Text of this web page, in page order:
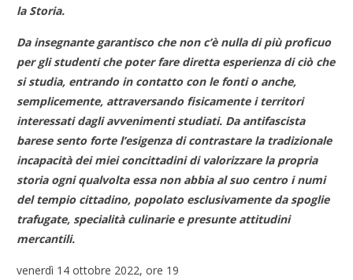
la Storia.
Da insegnante garantisco che non c’è nulla di più proficuo
per gli studenti che poter fare diretta esperienza di ciò che
si studia, entrando in contatto con le fonti o anche,
semplicemente, attraversando fisicamente i territori
interessati dagli avvenimenti studiati. Da antifascista
barese sento forte l’esigenza di contrastare la tradizionale
incapacità dei miei concittadini di valorizzare la propria
storia ogni qualvolta essa non abbia al suo centro i numi
del tempio cittadino, popolato esclusivamente da spoglie
trafugate, specialità culinarie e presunte attitudini
mercantili.
venerdì 14 ottobre 2022, ore 19